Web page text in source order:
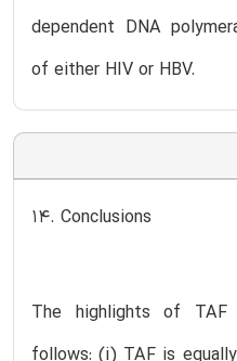
dependent DNA
of either HIV or HBV.
14. Conclusions
The highlights of TAF
follows: (i) TAF is